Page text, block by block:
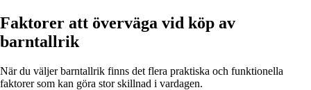
Faktorer att överväga vid köp av
barntallrik
När du väljer barntallrik finns det flera praktiska och funktionella
faktorer som kan göra stor skillnad i vardagen.